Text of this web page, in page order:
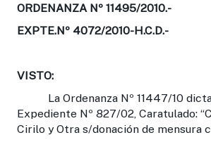
ORDENANZA Nº 11495/2010.-
EXPTE.Nº 4072/2010-H.C.D.-
VISTO:
La Ordenanza Nº 11447/10
Expediente Nº 827/02, Caratulado:
Cirilo y Otra s/donación de mensura